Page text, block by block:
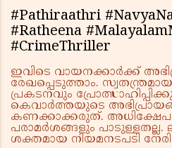
#Pathiraathri
#Ratheena
#CrimeThriller
ഇവിടെ വായനക്കാർക്ക്
രേഖപ്പെടുത്താം.
പ്രകടനവും
കെവാർത്തയുടെ
കണക്കാക്കരുത്.
പരാമർശങ്ങളും പാടുള്ളതല്ല.
ശക്തമായ നിയമനടപടി